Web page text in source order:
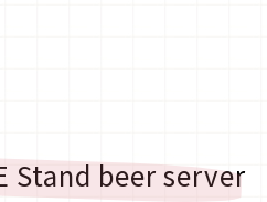
Stand beer server